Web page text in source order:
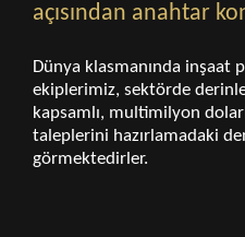
açısından anahtar
Dünya klasmanında inşaat
ekiplerimiz, sektörde
kapsamlı, multimilyon
taleplerini hazırlamadaki
görmektedirler.